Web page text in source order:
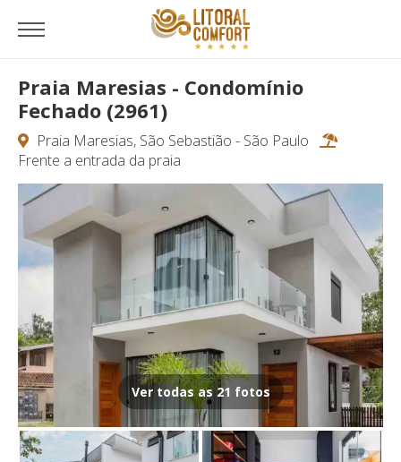
Praia Maresias - Condomínio
Fechado (2961)
Praia Maresias, São Sebastião - São Paulo
Frente a entrada da praia
Ver todas as 21 fotos